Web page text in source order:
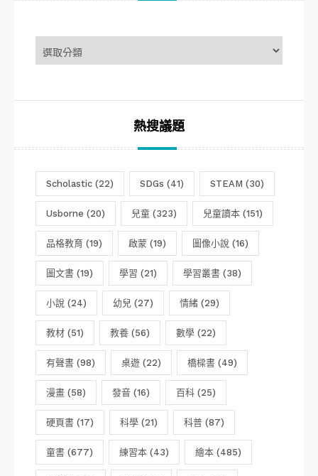
章
分
熱搜議題
Scholastic (22) SDGs (41) STEAM (30)
Usborne (20) 兒童 (323) 兒童讀本 (151)
品格教育 (19) 啟蒙 (19) 圖像小說 (16)
圖文書 (19) 學習 (21) 學習叢書 (38)
小說 (24) 幼兒 (27) 情緒 (29)
教材 (51) 教養 (56) 數學 (22)
有聲書 (98) 桌遊 (22) 橋樑書 (49)
漫畫 (58) 發音 (16) 百科 (25)
硬頁書 (17) 科學 (21) 科普 (87)
童書 (677) 練習本 (43) 繪本 (485)